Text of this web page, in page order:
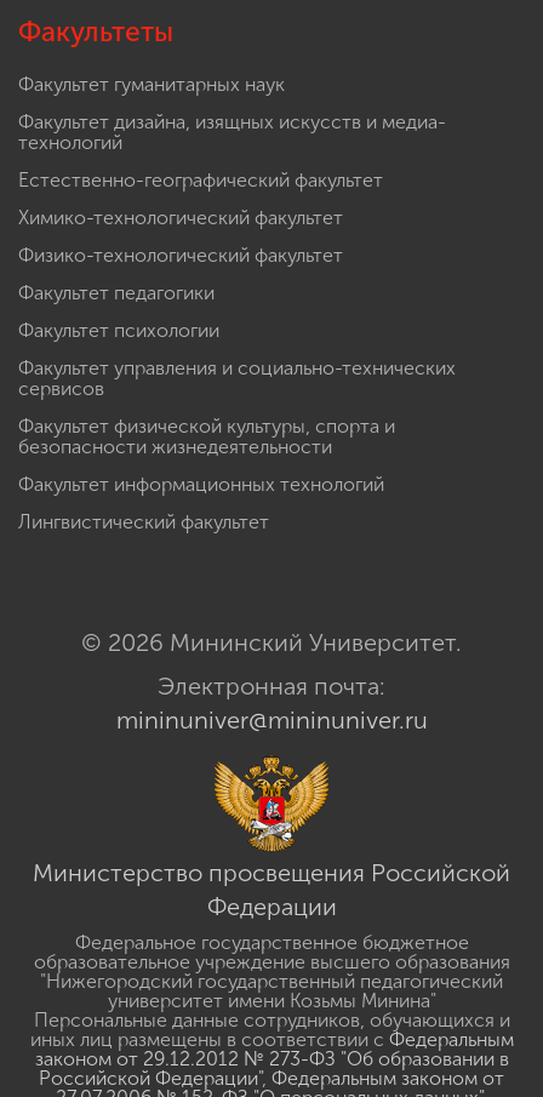
Факультеты
Факультет гуманитарных наук
Факультет дизайна, изящных искусств и медиа-
технологий
Естественно-географический факультет
Химико-технологический факультет
Физико-технологический факультет
Факультет педагогики
Факультет психологии
Факультет управления и социально-технических
сервисов
Факультет физической культуры, спорта и
безопасности жизнедеятельности
Факультет информационных технологий
Лингвистический факультет
© 2026 Мининский Университет.
Электронная почта:
mininuniver@mininuniver.ru
Министерство просвещения Российской
Федерации
Федеральное государственное бюджетное
образовательное учреждение высшего образования
"Нижегородский государственный педагогический
университет имени Козьмы Минина"
Персональные данные сотрудников, обучающихся и
иных лиц размещены в соответствии с Федеральным
законом от 29.12.2012 № 273-ФЗ "Об образовании в
Российской Федерации", Федеральным законом от